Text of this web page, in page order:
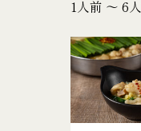
1人前 〜 6